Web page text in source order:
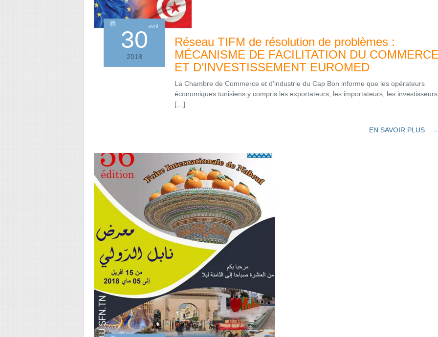
30avril
2018
Réseau TIFM de résolution de problèmes :
MÉCANISME DE FACILITATION DU
ET D’INVESTISSEMENT EUROMED
La Chambre de Commerce et d’industrie du Cap Bon informe que les opérateurs
économiques tunisiens y compris les exportateurs, les importateurs, les
[…]
EN SAVOIR PLUS →